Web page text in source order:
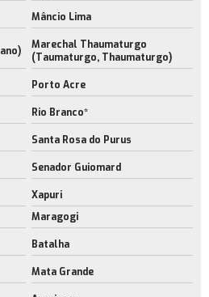
Mâncio Lima
Marechal Thaumaturgo
(Taumaturgo, Thaumaturgo)
Porto Acre
Rio Branco*
Santa Rosa do Purus
Senador Guiomard
Xapuri
Maragogi
Batalha
Mata Grande